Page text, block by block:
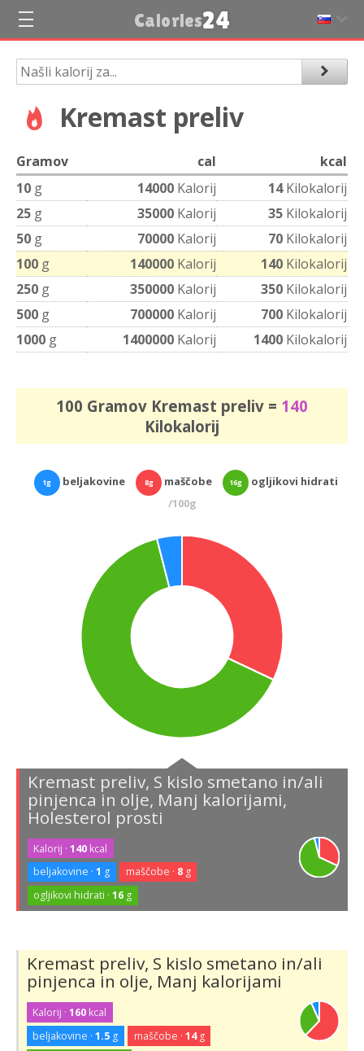
Calories24
Kremast preliv
Gramov cal
kcal
10 g 14000 Kalorij 14Kilokalorij
25 g 35000 Kalorij 35 Kilokalorij
50 g 70000 Kalorij 70 Kilokalorij
100 g 140000 Kalorij 140 Kilokalorij
250 g 350000 Kalorij 350 Kilokalorij
500 g 700000 Kalorij 700 Kilokalorij
1000 g 1400000 Kalorij 1400 Kilokalorij
100 Gramov Kremast preliv = 140
Kilokalorij
1g beljakovine 8g maščobe 16g
ogljikovi hidrati
/100g
Kremast preliv, S kislo smetano in/ali
pinjenca in olje, Manj kalorijami,
Holesterol prosti
Kalorij ·140 kcal
beljakovine ·1 g maščobe · 8g
ogljikovi hidrati ·16 g
Kremast preliv, S kislo smetano in/ali
pinjenca in olje, Manj kalorijami
Kalorij ·160 kcal
beljakovine ·1.5 g maščobe · 14g